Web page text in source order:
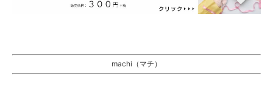
machi（マチ）